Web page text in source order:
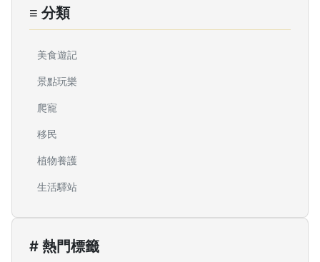
≡ 分類
美食遊記
景點玩樂
爬寵
移民
植物養護
生活驛站
# 熱門標籤